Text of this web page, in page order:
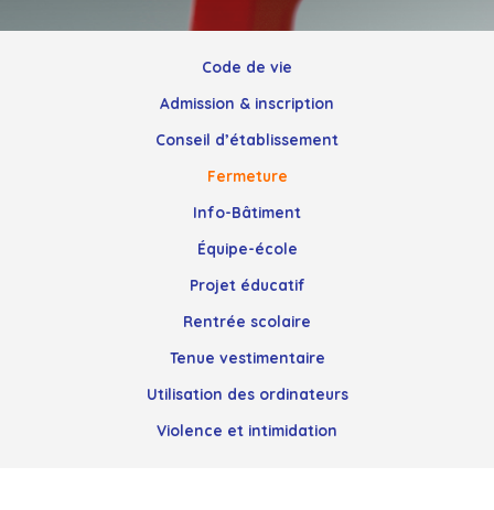
Code de vie
Admission & inscription
Conseil d’établissement
Fermeture
Info-Bâtiment
Équipe-école
Projet éducatif
Rentrée scolaire
Tenue vestimentaire
Utilisation des ordinateurs
Violence et intimidation